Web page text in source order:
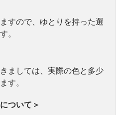
すので、ゆとりを持った選
。
ましては、実際の色と多少
す。
ついて＞